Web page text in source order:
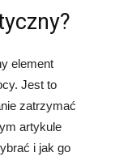
element
Jest to
zatrzymać
artykule
i jak go